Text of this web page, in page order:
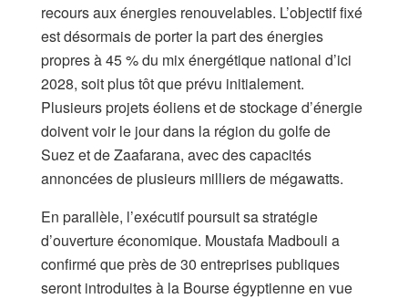
recours aux énergies renouvelables. L’objectif fixé
est désormais de porter la part des énergies
propres à 45 % du mix énergétique national d’ici
2028, soit plus tôt que prévu initialement.
Plusieurs projets éoliens et de stockage d’énergie
doivent voir le jour dans la région du golfe de
Suez et de Zaafarana, avec des capacités
annoncées de plusieurs milliers de mégawatts.
En parallèle, l’exécutif poursuit sa stratégie
d’ouverture économique. Moustafa Madbouli a
confirmé que près de 30 entreprises publiques
seront introduites à la Bourse égyptienne en vue